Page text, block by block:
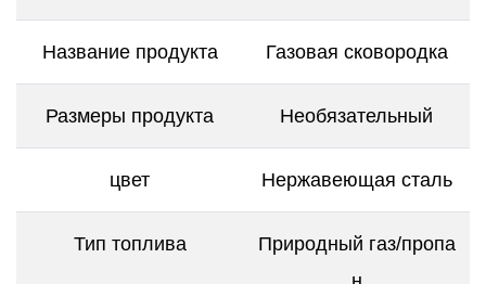
Название продукта Газовая сковородка
Размеры продукта Необязательный
цвет Нержавеющая сталь
Тип топлива
Природный газ/пропа